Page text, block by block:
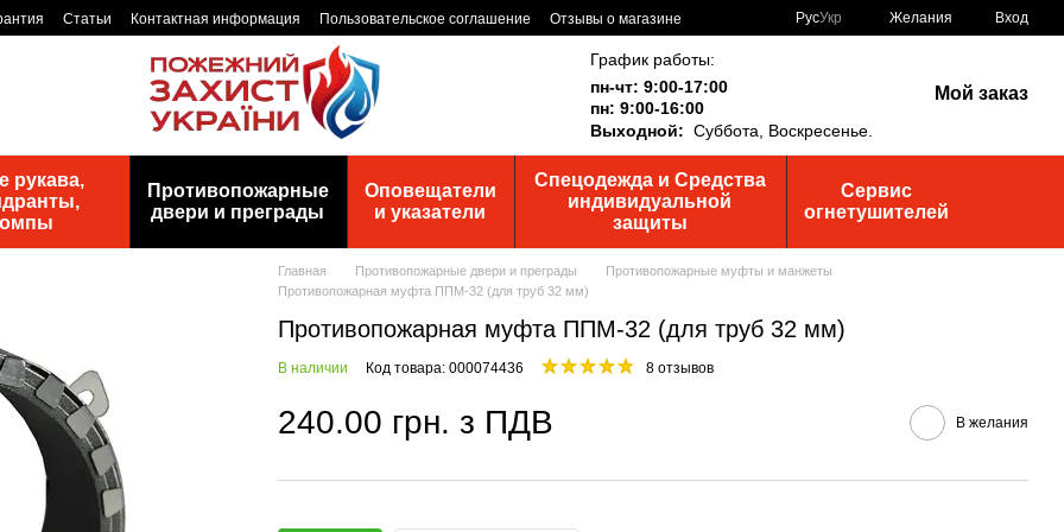
Статьи Контактная информация Пользовательское соглашение
Отзывы о магазине
РусУкр Желания Вход
График работы:
пн-чт: 9:00-17:00
пн: 9:00-16:00
Выходной: Суббота, Воскресенье.
Мой заказ
рукава,
Противопожарные
двери и преграды
Оповещатели
и указатели
Спецодежда и Средства
индивидуальной
защиты
Сервис
огнетушителей
Главная Противопожарные двери и преграды
Противопожарные муфты и манжеты
Противопожарная муфта ППМ-32 (для труб 32 мм)
Противопожарная муфта ППМ-32 (для труб 32 мм)
В наличии Код товара: 000074436 8 отзывов
240.00 грн. з ПДВ В желания